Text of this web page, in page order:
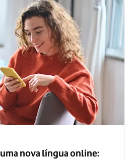
nova língua online: